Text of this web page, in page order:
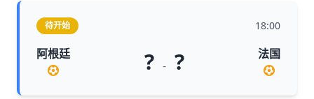
待开始 18:00
阿根廷 ? - ? 法国